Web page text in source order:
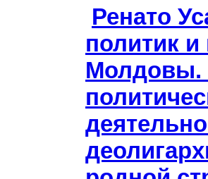
Ренато
политик и
Молдовы.